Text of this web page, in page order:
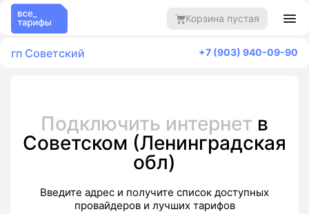
Корзина пустая
гп Советский +7 (903) 940-09-90
Подключить интернет в
Советском (Ленинградская
обл)
Введите адрес и получите список доступных
провайдеров и лучших тарифов